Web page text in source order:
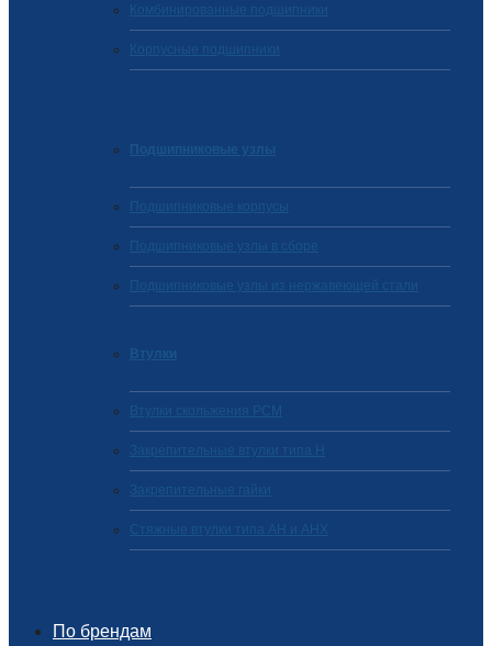
Комбинированные подшипники
Корпусные подшипники
Подшипниковые узлы
Подшипниковые корпусы
Подшипниковые узлы в сборе
Подшипниковые узлы из нержавеющей стали
Втулки
Втулки скольжения PCM
Закрепительные втулки типа H
Закрепительные гайки
Стяжные втулки типа AH и AHX
По брендам